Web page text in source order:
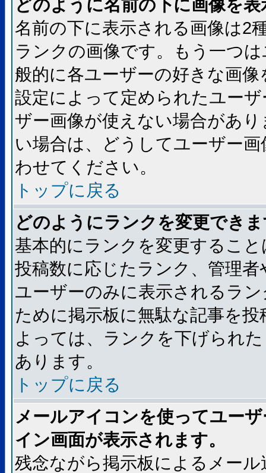
どのように名前の下に画像を
名前の下に表示される画像は2
ランクの画像です。もう一つ
般的に各ユーザーの好きな画
設定によって定められたユー
ザー画像が使えない場合があ
い場合は、どうしてユーザー
わせてください。
トップに戻る
どのようにランクを変更でき
基本的にランクを変更するこ
投稿数に応じたランク、管理
ユーザーのみに表示されるラ
ために掲示板に無駄な記事を
よっては、ランクを下げられ
あります。
トップに戻る
メールアイコンを使ってユー
イン画面が表示されます。
残念ながら掲示板によるメー